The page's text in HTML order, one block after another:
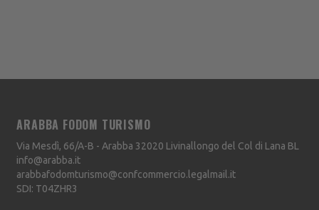
ARABBA FODOM TURISMO
Via Mesdì, 66/A-B - Arabba 32020 Livinallongo del Col di Lana BL
info@arabba.it
arabbafodomturismo@confcommercio.legalmail.it
SDI: T04ZHR3